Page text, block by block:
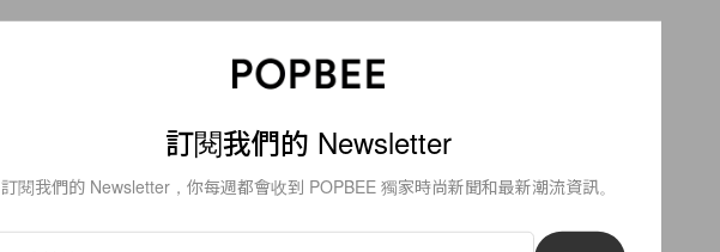
訂閱我們的 Newsletter
訂閱我們的 Newsletter，你每週都會收到 POPBEE 獨家時尚新聞和最新潮流資訊。